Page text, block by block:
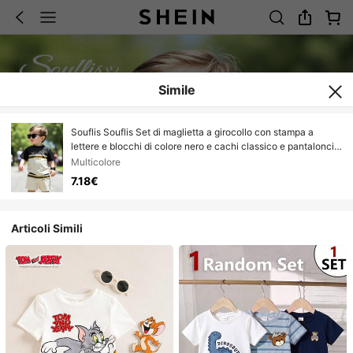
Simile
Souflis Souflis Set di maglietta a girocollo con stampa a
lettere e blocchi di colore nero e cachi classico e pantaloncini
abbinati per bambini, bianco, estate, grafico, spiaggia,
abbigliamento sportivo da esterno
Multicolore
7.18€
Articoli Simili